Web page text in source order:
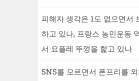
피해자 생각은 1도 없으면서
하고 있나, 프랑스 농민운동
서 요플레 뚜껑을 핥고 있나
SNS를 모르면서 폰프리를